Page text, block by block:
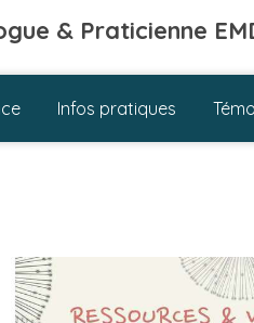
& Praticienne
Infos pratiques